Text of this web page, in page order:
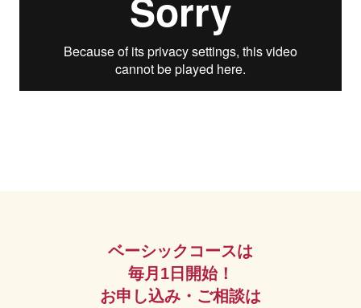
ベーシックコースは
毎月1日開始！
お申し込み・ご相談は